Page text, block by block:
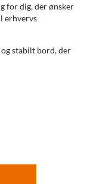
for dig, der ønsker
erhvervs
stabilt bord, der